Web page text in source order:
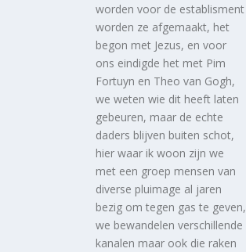
worden voor de establisment
worden ze afgemaakt, het
begon met Jezus, en voor
ons eindigde het met Pim
Fortuyn en Theo van Gogh,
we weten wie dit heeft laten
gebeuren, maar de echte
daders blijven buiten schot,
hier waar ik woon zijn we
met een groep mensen van
diverse pluimage al jaren
bezig om tegen gas te geven,
we bewandelen verschillende
kanalen maar ook die raken